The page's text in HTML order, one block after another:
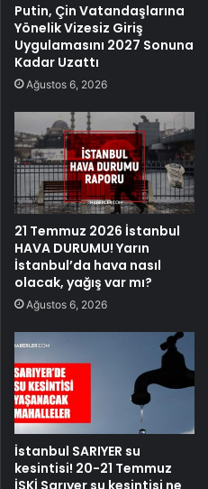
Putin, Çin Vatandaşlarına
Yönelik Vizesiz Giriş
Uygulamasını 2027 Sonuna
Kadar Uzattı
Ağustos 6, 2026
21 Temmuz 2026 İstanbul
HAVA DURUMU! Yarın
İstanbul’da hava nasıl
olacak, yağış var mı?
Ağustos 6, 2026
İstanbul SARIYER su
kesintisi! 20-21 Temmuz
İSKİ Sarıyer su kesintisi ne